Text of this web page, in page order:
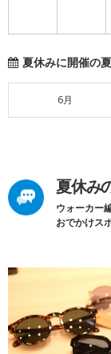
夏休みに開催の
6月
夏休み
ウォーカー
おでかけス